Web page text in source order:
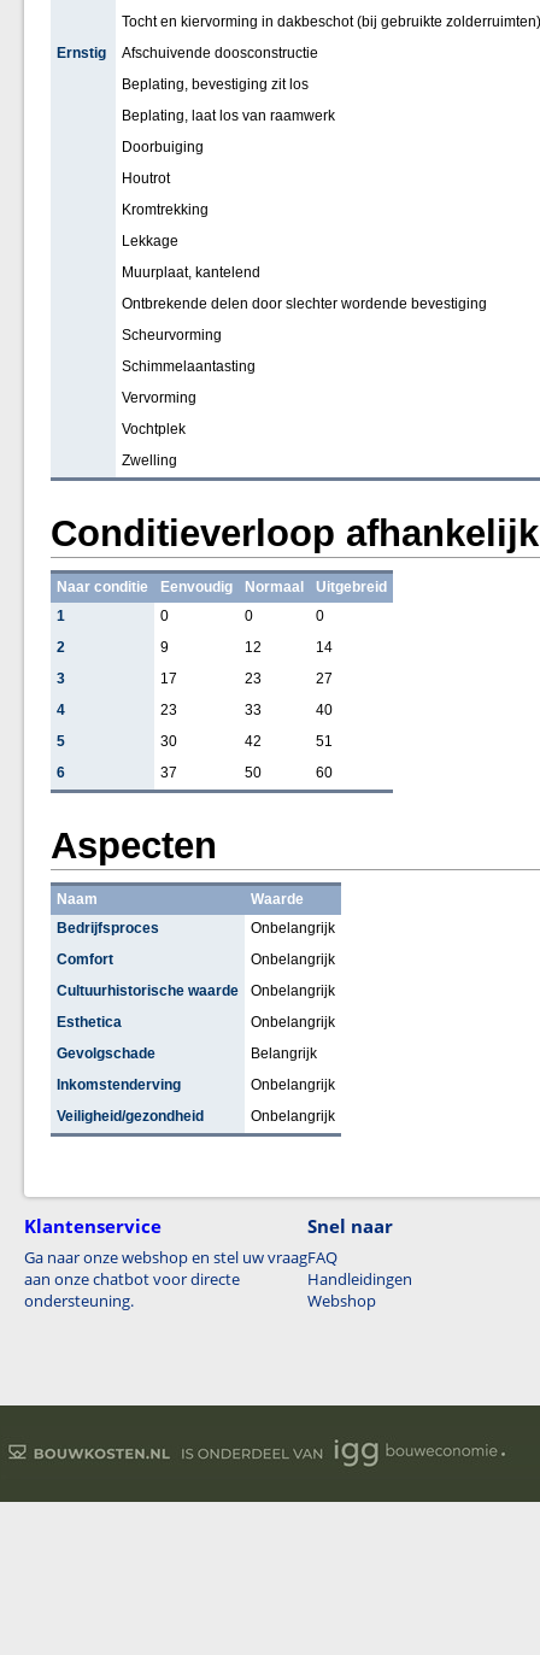
Tocht en kiervorming in dakbeschot (bij gebruikte zolderruimten)
Ernstig
Afschuivende doosconstructie
Beplating, bevestiging zit los
Beplating, laat los van raamwerk
Doorbuiging
Houtrot
Kromtrekking
Lekkage
Muurplaat, kantelend
Ontbrekende delen door slechter wordende bevestiging
Scheurvorming
Schimmelaantasting
Vervorming
Vochtplek
Zwelling
Conditieverloop
Naar conditie Eenvoudig Normaal
Uitgebreid
1
0 0
0
2
9 12
14
3
17 23
27
4
23 33
40
5
30 42
51
6
37 50 60
Aspecten
Naam
Waarde
Bedrijfsproces
Onbelangrijk
Comfort
Onbelangrijk
Cultuurhistorische waarde
Onbelangrijk
Esthetica
Onbelangrijk
Gevolgschade
Belangrijk
Inkomstenderving
Onbelangrijk
Veiligheid/gezondheid
Onbelangrijk
Klantenservice
Ga naar onze webshop en stel uw vraag
aan onze chatbot voor directe
ondersteuning.
Snel naar
FAQ
Handleidingen
Webshop